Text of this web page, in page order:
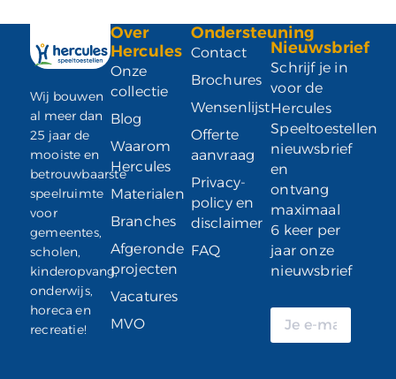
Wij bouwen
al meer dan
25 jaar de
mooiste en
betrouwbaarste
speelruimte
voor
gemeentes,
scholen,
kinderopvang,
onderwijs,
horeca en
recreatie!
Over
Hercules
Onze
collectie
Blog
Waarom
Hercules
Materialen
Branches
Afgeronde
projecten
Vacatures
MVO
Ondersteuning
Contact
Brochures
Wensenlijst
Offerte
aanvraag
Privacy-
policy en
disclaimer
FAQ
Nieuwsbrief
Schrijf je in
voor de
Hercules
Speeltoestellen
nieuwsbrief
en
ontvang
maximaal
6 keer per
jaar onze
nieuwsbrief